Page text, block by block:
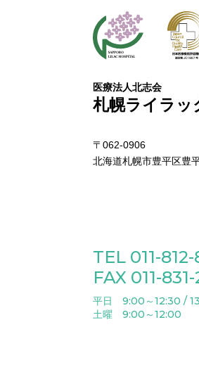
医療法人北志会
札幌ライラッ
〒062-0906
北海道札幌市豊平区豊
TEL 011-
FAX 011-
平日 9:00～12:30 /
土曜 9:00～12:00